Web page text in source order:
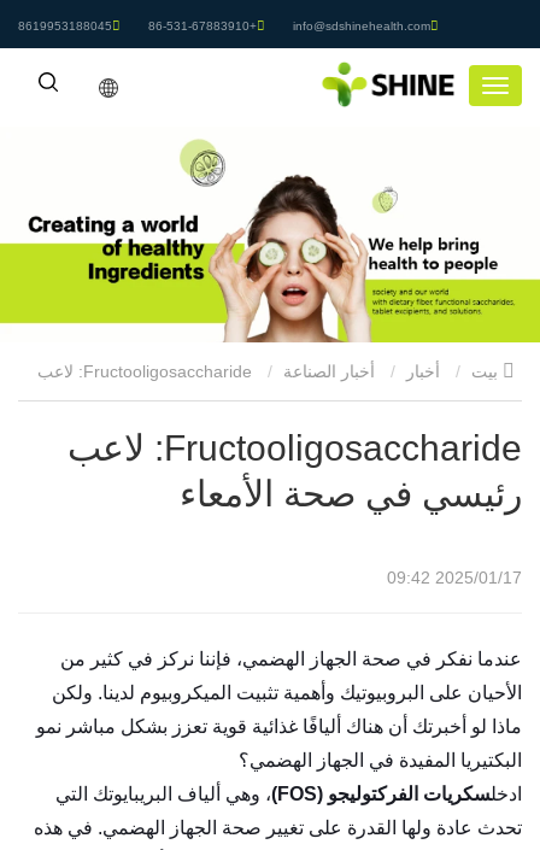
info@sdshinehealth.com
+86-531-67883910
8619953188045
أخبار أخبار الصناعة Fructooligosaccharide: لاعب
Fructooligosaccharide: لاعب
رئيسي في صحة الأمعاء
2025/01/17 09:42
عندما نفكر في صحة الجهاز الهضمي، فإننا نركز في كثير من
الأحيان على البروبيوتيك وأهمية تثبيت الميكروبيوم لدينا. ولكن
ماذا لو أخبرتك أن هناك أليافًا غذائية قوية تعزز بشكل مباشر نمو
البكتيريا المفيدة في الجهاز الهضمي؟
ادخلسكريات الفركتوليجو (FOS)
، وهي ألياف البريبايوتك التي
تحدث عادة ولها القدرة على تغيير صحة الجهاز الهضمي. في هذه